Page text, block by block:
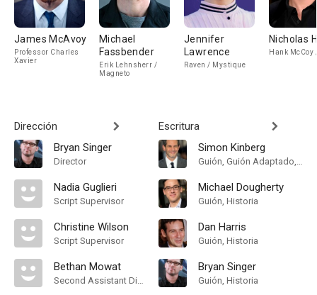
James McAvoy
Professor Charles
Xavier
Michael
Fassbender
Erik Lehnsherr /
Magneto
Jennifer
Lawrence
Raven / Mystique
Nicholas
Hank McCoy
Dirección
Bryan Singer
Director
Nadia Guglieri
Script Supervisor
Christine Wilson
Script Supervisor
Bethan Mowat
Second Assistant Director
Escritura
Simon Kinberg
Guión, Guión Adaptado, Historia
Michael Dougherty
Guión, Historia
Dan Harris
Guión, Historia
Bryan Singer
Guión, Historia